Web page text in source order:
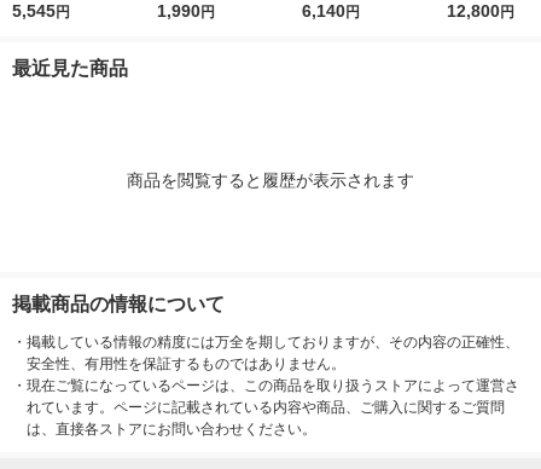
+BC-346XL （ブラッ
5,545円
ブラック 1個
1,990円
-381+380/5MP 標準 1
6,140円
ジ
12,800円
最近見た商品
商品を閲覧すると履歴が表示されます
掲載商品の情報について
・ 掲載している情報の精度には万全を期しておりますが、その内容の正確性、
安全性、有用性を保証するものではありません。
・ 現在ご覧になっているページは、この商品を取り扱うストアによって運営さ
れています。ページに記載されている内容や商品、ご購入に関するご質問
は、直接各ストアにお問い合わせください。